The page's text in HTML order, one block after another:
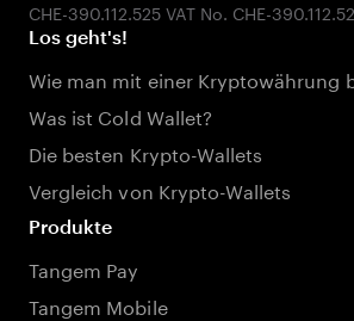
Los geht's!
Wie man mit einer Kryptowährung
Was ist Cold Wallet?
Die besten Krypto-Wallets
Vergleich von Krypto-Wallets
Produkte
Tangem Pay
Tangem Mobile